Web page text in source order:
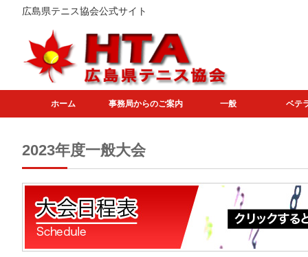
広島県テニス協会公式サイト
ホーム 事務局からのご案内 一般 ベテ
2023年度一般大会